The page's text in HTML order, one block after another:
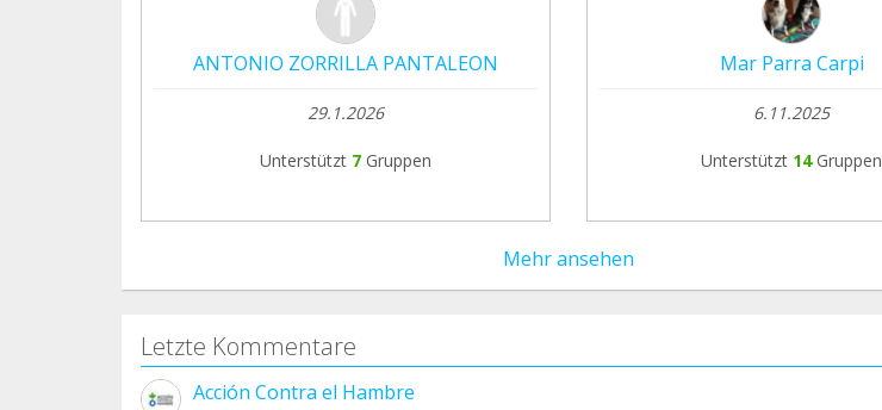
ANTONIO ZORRILLA PANTALEON
29.1.2026
Unterstützt 7 Gruppen
Mar Parra Carpi
6.11.2025
Unterstützt 14 Gruppen
Mehr ansehen
Letzte Kommentare
Acción Contra el Hambre